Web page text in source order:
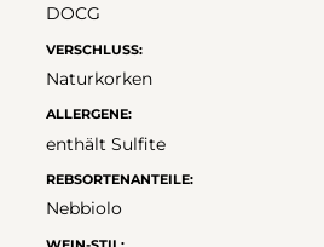
DOCG
VERSCHLUSS:
Naturkorken
ALLERGENE:
enthält Sulfite
REBSORTENANTEILE:
Nebbiolo